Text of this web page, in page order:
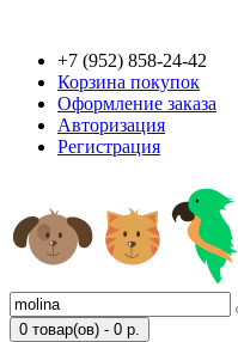
+7 (952) 858-24-42
Корзина покупок
Оформление заказа
Авторизация
Регистрация
0 товар(ов) - 0 р.